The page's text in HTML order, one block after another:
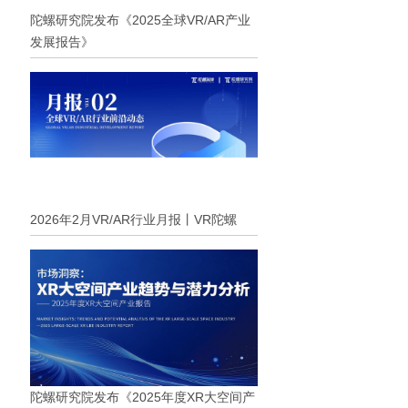
陀螺研究院发布《2025全球VR/AR产业
发展报告》
2026年2月VR/AR行业月报丨VR陀螺
陀螺研究院发布《2025年度XR大空间产